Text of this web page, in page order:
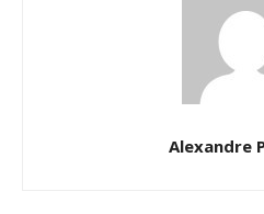
Alexandre